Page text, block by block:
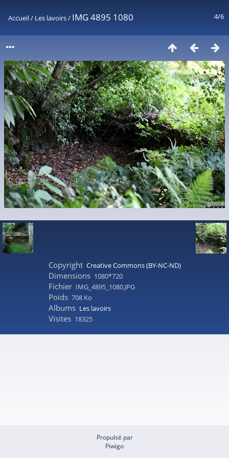
4/6
Accueil/ Les lavoirs/ IMG 4895 1080
Copyright Creative Commons (BY-NC-ND)
Dimensions 1080*720
Fichier IMG_4895_1080.JPG
Poids 708 Ko
Albums Les lavoirs
Visites 18325
Propulsé par
Piwigo